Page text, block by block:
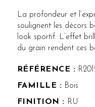
La profondeur et
soulignent les décors
look sportif. L’effet
du grain rendent ces
RÉFÉRENCE :
FAMILLE : Bois
FINITION : RU